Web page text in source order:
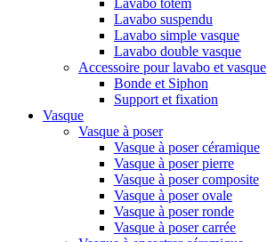
Lavabo totem
Lavabo suspendu
Lavabo simple vasque
Lavabo double vasque
Accessoire pour lavabo et vasque
Bonde et Siphon
Support et fixation
Vasque
Vasque à poser
Vasque à poser céramique
Vasque à poser pierre
Vasque à poser composite
Vasque à poser ovale
Vasque à poser ronde
Vasque à poser carrée